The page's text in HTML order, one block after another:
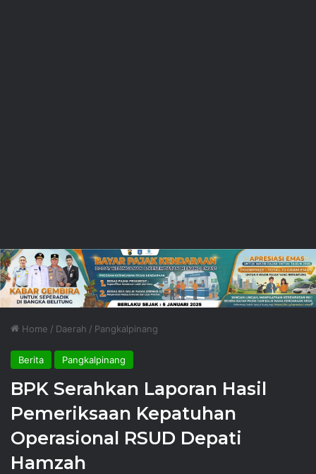
Home / Daerah / Pangkalpinang
Berita Pangkalpinang
BPK Serahkan Laporan Hasil
Pemeriksaan Kepatuhan
Operasional RSUD Depati
Hamzah